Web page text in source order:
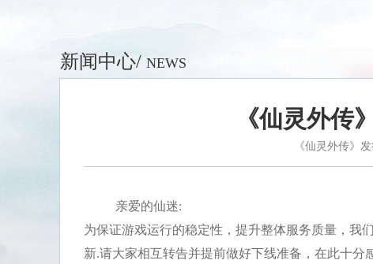
新闻中心/ NEWS
《仙灵外传
《仙灵外传》
亲爱的仙迷:
为保证游戏运行的稳定性，提升整体服务质量，我
新.请大家相互转告并提前做好下线准备，在此十分